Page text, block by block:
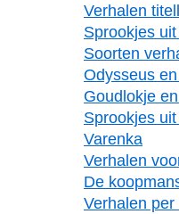
Verhalen
Sprookjes
Soorten
Odysseus
Goudlokje
Sprookjes
Varenka
Verhalen
De
Verhalen per